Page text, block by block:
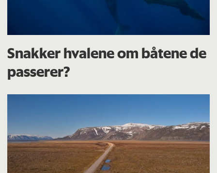
Snakker hvalene om båtene de
passerer?